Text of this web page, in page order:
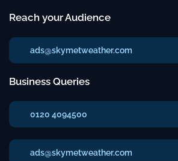
Reach your Audience
ads@skymetweather.com
Business Queries
0120 4094500
ads@skymetweather.com